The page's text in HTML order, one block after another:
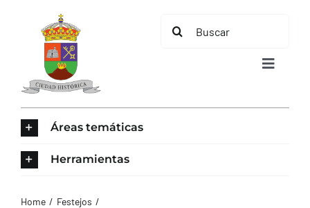
contenido
Buscar:
Toggle
Áreas temáticas
Herramientas
Home
Festejos